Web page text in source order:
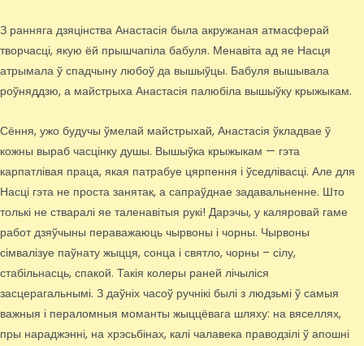
З ранняга дзяцінства Анастасія была акружаная атмасферай
творчасці, якую ёй прышчапіла бабуля. Менавіта ад яе Насця
атрымала ў спадчыну любоў да вышыўцы. Бабуля вышывала
роўняддзю, а майстрыха Анастасія палюбіла вышыўку крыжыкам.
Сёння, ужо будучы ўмелай майстрыхай, Анастасія ўкладвае ў
кожны выраб часцінку душы. Вышыўка крыжыкам — гэта
карпатлівая праца, якая патрабуе цярпення і ўседлівасці. Але для
Насці гэта не проста занятак, а сапраўднае задавальненне. Што
толькі не стваралі яе таленавітыя рукі! Дарэчы, у каляровай гаме
работ дзяўчыны пераважаюць чырвоны і чорны. Чырвоны
сімвалізуе паўнату жыцця, сонца і святло, чорны – сілу,
стабільнасць, спакой. Такія колеры раней лічыліся
засцерагальнымі. З даўніх часоў ручнікі былі з людзьмі ў самыя
важныя і пераломныя моманты жыццёвага шляху: на вяселлях,
пры нараджэнні, на хрэсьбінах, калі чалавека праводзілі ў апошні